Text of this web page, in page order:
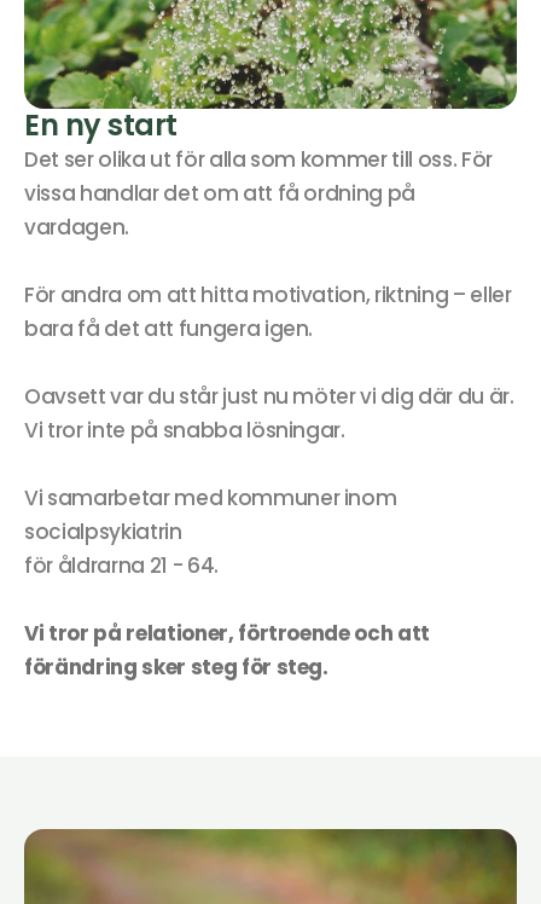
En ny start
Det ser olika ut för alla som kommer till oss. För
vissa handlar det om att få ordning på
vardagen.
För andra om att hitta motivation, riktning – eller
bara få det att fungera igen.
Oavsett var du står just nu möter vi dig där du är.
Vi tror inte på snabba lösningar.
Vi samarbetar med kommuner inom
socialpsykiatrin
för åldrarna 21 - 64.
Vi tror på relationer, förtroende och att
förändring sker steg för steg.